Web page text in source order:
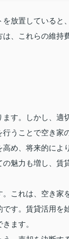
放置していると
、これらの維持
す。しかし、適
うことで空き家
め、将来的によ
魅力も増し、賃
これは、空き家
す。賃貸活用を
ます。